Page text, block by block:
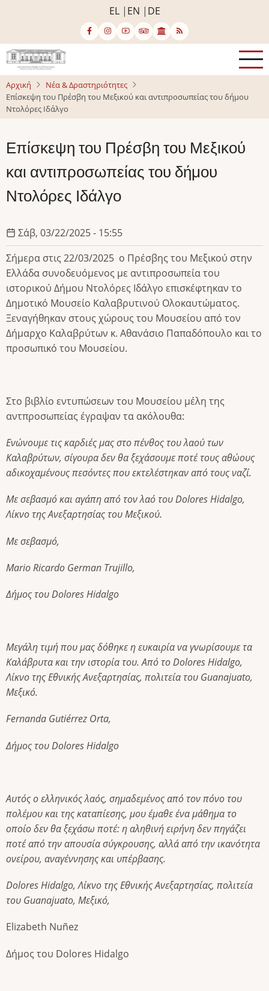
κυρίως
περιεχόμενο
EL EN DE
Αρχική
Νέα & Δραστηριότητες
Επίσκεψη του Πρέσβη του Μεξικού και αντιπροσωπείας του δήμου
Ντολόρες Ιδάλγο
Επίσκεψη του Πρέσβη του Μεξικού
και αντιπροσωπείας του δήμου
Ντολόρες Ιδάλγο
Σάβ, 03/22/2025 - 15:55
Σήμερα στις 22/03/2025 ο Πρέσβης του Μεξικού στην
Ελλάδα συνοδευόμενος με αντιπροσωπεία του
ιστορικού Δήμου Ντολόρες Ιδάλγο επισκέφτηκαν το
Δημοτικό Μουσείο Καλαβρυτινού Ολοκαυτώματος.
Ξεναγήθηκαν στους χώρους του Μουσείου από τον
Δήμαρχο Καλαβρύτων κ. Αθανάσιο Παπαδόπουλο και το
προσωπικό του Μουσείου.
Στο βιβλίο εντυπώσεων του Μουσείου μέλη της
αντπροσωπείας έγραψαν τα ακόλουθα:
Ενώνουμε τις καρδιές μας στο πένθος του λαού των
Καλαβρύτων, σίγουρα δεν θα ξεχάσουμε ποτέ τους αθώους
αδικοχαμένους πεσόντες που εκτελέστηκαν από τους ναζί.
Με σεβασμό και αγάπη από τον λαό του Dolores Hidalgo,
Λίκνο της Ανεξαρτησίας του Μεξικού.
Με σεβασμό,
Mario Ricardo German Trujillo,
Δήμος του Dolores Hidalgo
Μεγάλη τιμή που μας δόθηκε η ευκαιρία να γνωρίσουμε τα
Καλάβρυτα και την ιστορία του. Από το Dolores Hidalgo,
Λίκνο της Εθνικής Ανεξαρτησίας, πολιτεία του Guanajuato,
Μεξικό.
Fernanda Gutiérrez Orta,
Δήμος του Dolores Hidalgo
Αυτός ο ελληνικός λαός, σημαδεμένος από τον πόνο του
πολέμου και της καταπίεσης, μου έμαθε ένα μάθημα το
οποίο δεν θα ξεχάσω ποτέ: η αληθινή ειρήνη δεν πηγάζει
ποτέ από την απουσία σύγκρουσης, αλλά από την ικανότητα
ονείρου, αναγέννησης και υπέρβασης.
Dolores Hidalgo, Λίκνο της Εθνικής Ανεξαρτησίας, πολιτεία
του Guanajuato, Μεξικό,
Elizabeth Nuñez
Δήμος του Dolores Hidalgo